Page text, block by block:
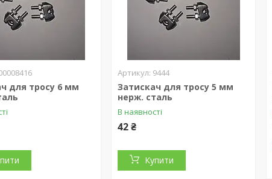
для тросу 6 мм
9444
Затискач для тросу 5 мм
нерж. сталь
В наявності
42 ₴
Купити